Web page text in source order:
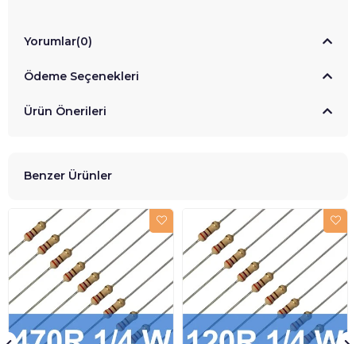
Yorumlar(0)
Ödeme Seçenekleri
Ürün Önerileri
Benzer Ürünler